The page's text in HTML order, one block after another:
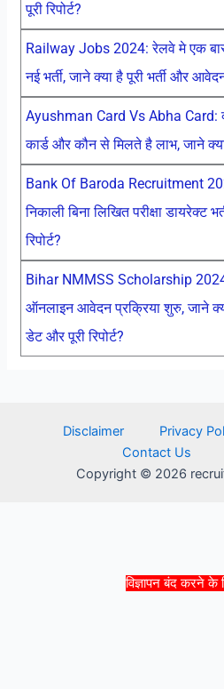
विज्ञापन बंद करने
पूरी रिपोर्ट?
Railway Jobs 2024: रेलवे मे एक
नई भर्ती, जाने क्या है पूरी भर्ती और
Ayushman Card Vs Abha Card:
कार्ड और कौन से मिलते है लाभ, जाने क्या
Bank Of Baroda Recruitment
निकाली बिना लिखित परीक्षा डायरेक्ट
रिपोर्ट?
Bihar NMMSS Scholarship
ऑनलाइन आवेदन प्रक्रिया शुरु, जाने
डेट और पूरी रिपोर्ट?
Disclaimer Privacy
Contact Us
Copyright © 2026